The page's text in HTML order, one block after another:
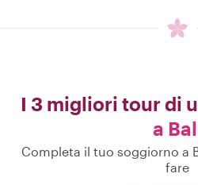
I 3 migliori tour di
a
Completa il tuo soggiorno a
fare